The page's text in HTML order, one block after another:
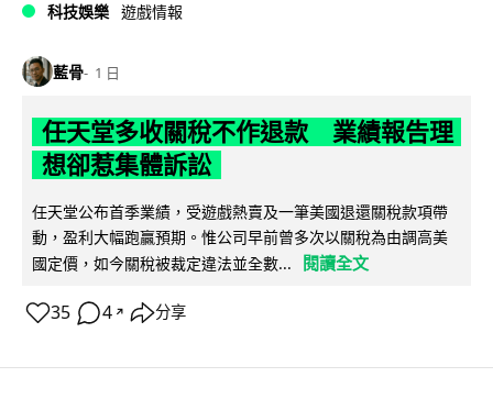
科技娛樂 遊戲情報
藍骨 1 日
任天堂多收關稅不作退款 業績報告理
想卻惹集體訴訟
任天堂公布首季業績，受遊戲熱賣及一筆美國退還關稅款項帶
動，盈利大幅跑贏預期。惟公司早前曾多次以關稅為由調高美
國定價，如今關稅被裁定違法並全數...
閱讀全文
35 4 ↗ 分享